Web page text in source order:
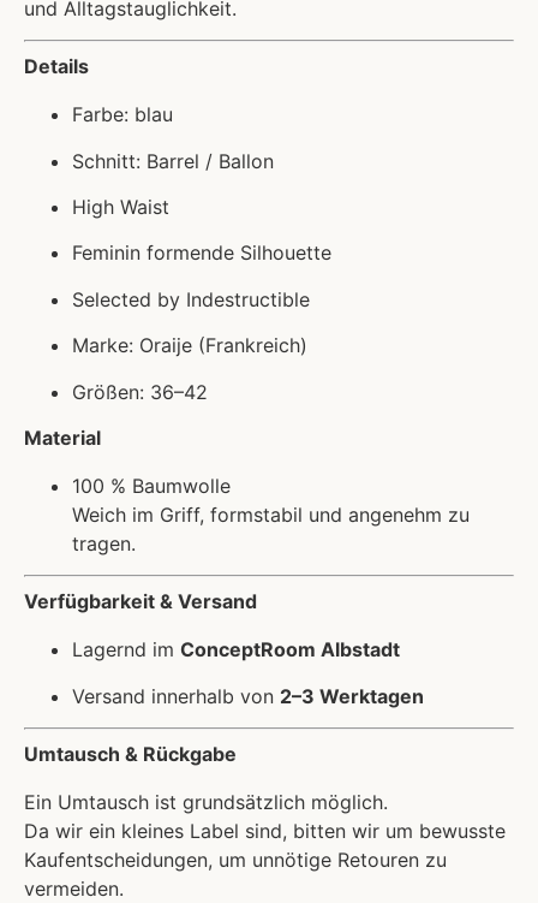
und Alltagstauglichkeit.
Details
Farbe: blau
Schnitt: Barrel / Ballon
High Waist
Feminin formende Silhouette
Selected by Indestructible
Marke: Oraije (Frankreich)
Größen: 36–42
Material
100 % Baumwolle
Weich im Griff, formstabil und angenehm zu
tragen.
Verfügbarkeit & Versand
Lagernd im ConceptRoom Albstadt
Versand innerhalb von 2–3 Werktagen
Umtausch & Rückgabe
Ein Umtausch ist grundsätzlich möglich.
Da wir ein kleines Label sind, bitten wir um bewusste
Kaufentscheidungen, um unnötige Retouren zu
vermeiden.